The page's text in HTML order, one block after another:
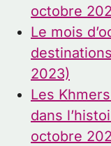
octobre
Le mois
2023)
Les
dans
octobre